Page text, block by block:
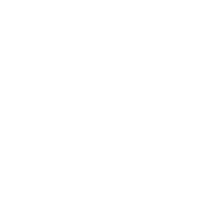
！！